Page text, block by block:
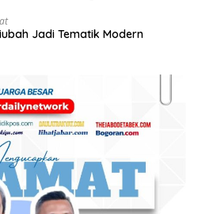
Jadi Tematik Modern